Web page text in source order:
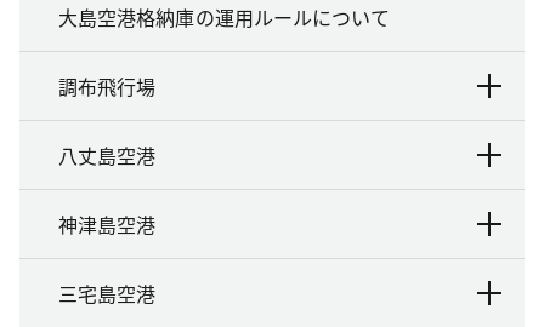
大島空港格納庫の運用ルールについて
調布飛行場
八丈島空港
神津島空港
三宅島空港